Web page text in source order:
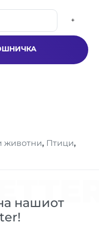
+
животни, Птици,
нашиот